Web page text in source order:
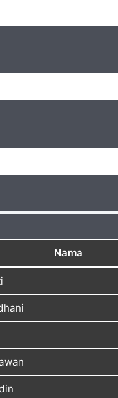
Nama